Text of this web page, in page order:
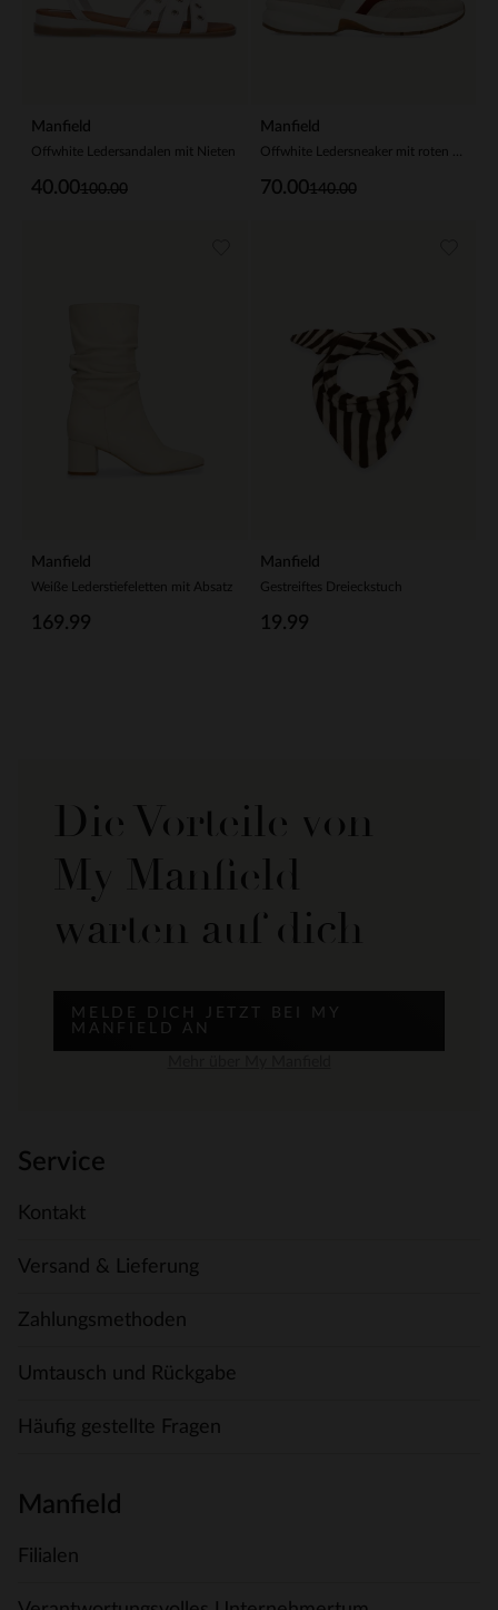
Manfield
Offwhite Ledersandalen mit Nieten
100.00
40.00
Manfield
140.00
70.00
Manfield
Weiße Lederstiefeletten mit Absatz
169.99
Manfield
Gestreiftes Dreieckstuch
19.99
Die Vorteile von
My Manfield
warten auf dich
MELDE DICH JETZT BEI MY
MANFIELD AN
Service
Kontakt
Versand & Lieferung
Zahlungsmethoden
Umtausch und Rückgabe
Häufig gestellte Fragen
Manfield
Filialen